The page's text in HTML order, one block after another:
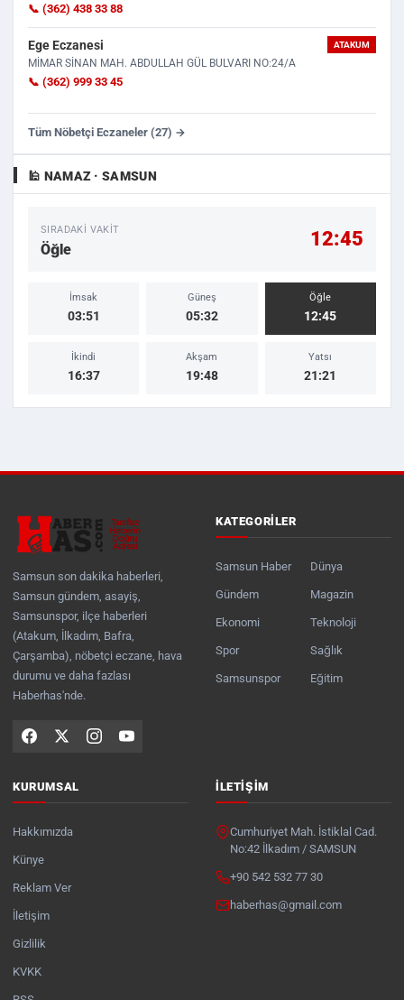
📞 (362) 438 33 88
Ege Eczanesi ATAKUM
MİMAR SİNAN MAH. ABDULLAH GÜL BULVARI NO:24/A
📞 (362) 999 33 45
Tüm Nöbetçi Eczaneler (27) →
🕌 NAMAZ · SAMSUN
SIRADAKI VAKIT
Öğle 12:45
İmsak
03:51
Güneş
05:32
Öğle
12:45
İkindi
16:37
Akşam
19:48
Yatsı
21:21
Samsun son dakika haberleri,
Samsun gündem, asayiş,
Samsunspor, ilçe haberleri
(Atakum, İlkadım, Bafra,
Çarşamba), nöbetçi eczane, hava
durumu ve daha fazlası
Haberhas'nde.
KATEGORILER
Samsun Haber
Gündem
Ekonomi
Spor
Samsunspor
Dünya
Magazin
Teknoloji
Sağlık
Eğitim
KURUMSAL
Hakkımızda
Künye
Reklam Ver
İletişim
Gizlilik
KVKK
İLETIŞIM
Cumhuriyet Mah. İstiklal Cad.
No:42 İlkadım / SAMSUN
+90 542 532 77 30
haberhas@gmail.com